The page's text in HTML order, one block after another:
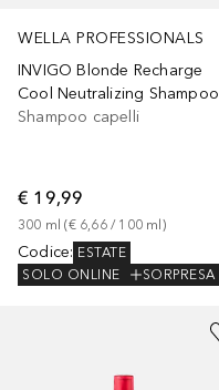
WELLA PROFESSIONALS
INVIGO Blonde Recharge
Cool Neutralizing Shampoo
Shampoo capelli
€ 19,99
300 ml (€ 6,66 / 100 ml )
Codice: ESTATE
SOLO ONLINE
SORPRESA